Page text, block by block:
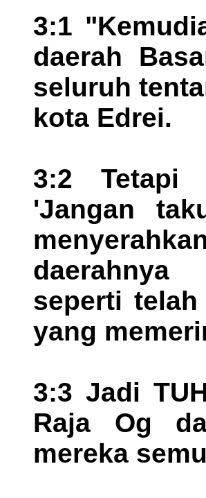
3:1
daerah
seluruh
kota Edrei.
3:2 Tetapi
'Jangan
daerahnya
seperti
yang
3:3 Jadi
Raja Og
mereka